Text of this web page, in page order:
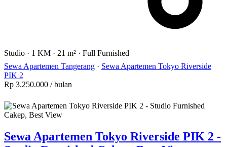
Studio · 1 KM · 21 m² · Full Furnished
Sewa Apartemen Tangerang · Sewa Apartemen Tokyo Riverside
PIK 2
Rp 3.250.000 / bulan
Sewa Apartemen Tokyo Riverside PIK 2 -